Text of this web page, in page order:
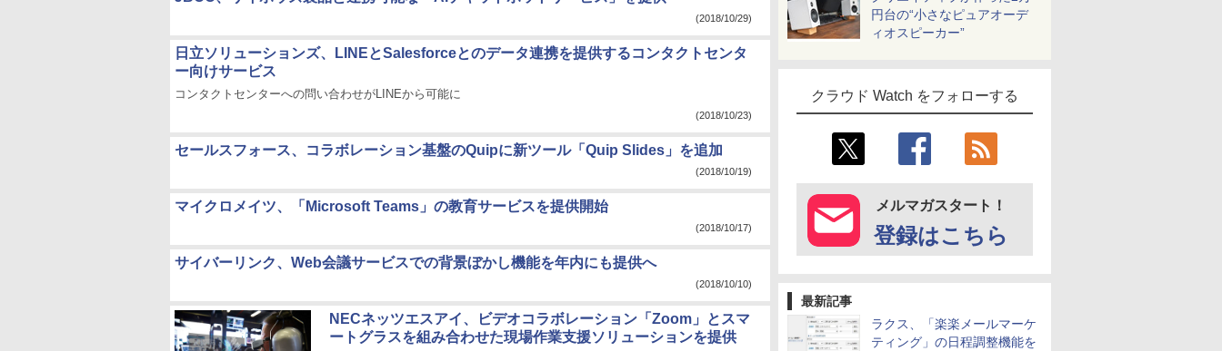
円台の“小さなピュアオーデ
ィオスピーカー”
クラウド Watch をフォローする
メルマガスタート！
登録はこちら
最新記事
ラクス、「楽楽メールマーケ
ティング」の日程調整機能を
(2018/10/29)
日立ソリューションズ、LINEとSalesforceとのデータ連携を提供するコンタクトセンタ
ー向けサービス
コンタクトセンターへの問い合わせがLINEから可能に
(2018/10/23)
セールスフォース、コラボレーション基盤のQuipに新ツール「Quip Slides」を追加
(2018/10/19)
マイクロメイツ、「Microsoft Teams」の教育サービスを提供開始
(2018/10/17)
サイバーリンク、Web会議サービスでの背景ぼかし機能を年内にも提供へ
(2018/10/10)
NECネッツエスアイ、ビデオコラボレーション「Zoom」とスマ
ートグラスを組み合わせた現場作業支援ソリューションを提供